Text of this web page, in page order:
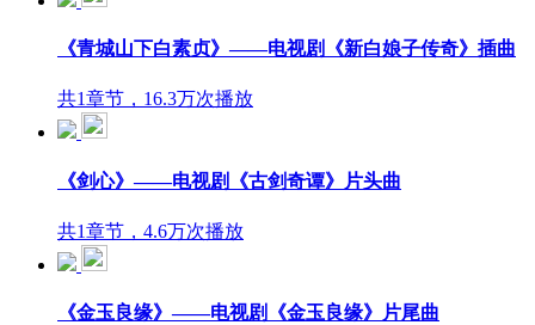
《青城山下白素贞》——电视剧《新白娘子传奇》插曲
共1章节，16.3万次播放
《剑心》——电视剧《古剑奇谭》片头曲
共1章节，4.6万次播放
《金玉良缘》——电视剧《金玉良缘》片尾曲